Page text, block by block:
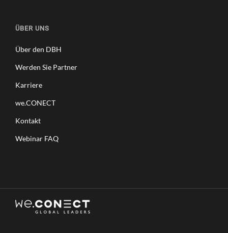
ÜBER UNS
Über den DBH
Werden Sie Partner
Karriere
we.CONECT
Kontakt
Webinar FAQ